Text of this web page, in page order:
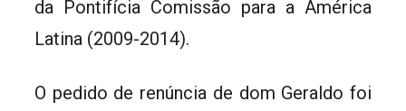
da Pontifícia Comissão para a América
Latina (2009-2014).
O pedido de renúncia de dom Geraldo foi